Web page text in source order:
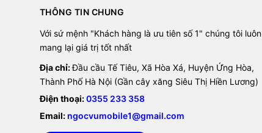
THÔNG TIN CHUNG
Với sứ mệnh "Khách hàng là ưu tiên số 1" chúng tôi luôn
mang lại giá trị tốt nhất
Địa chỉ:Đầu cầu Tế Tiêu, Xã Hòa Xá, Huyện Ứng Hòa,
Thành Phố Hà Nội (Gần cây xăng Siêu Thị Hiền Lương)
Điện thoại:0355 233 358
Email: ngocvumobile1@gmail.com